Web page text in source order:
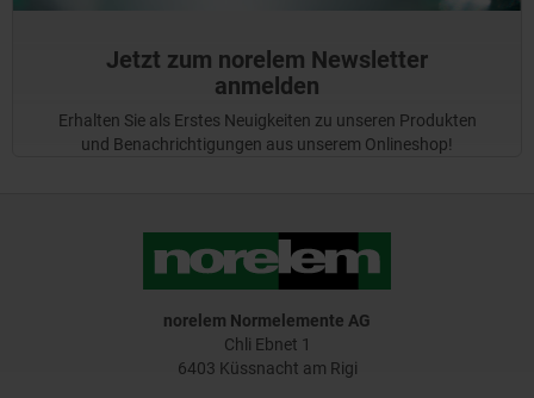
Jetzt zum norelem Newsletter
anmelden
Erhalten Sie als Erstes Neuigkeiten zu unseren Produkten
und Benachrichtigungen aus unserem Onlineshop!
norelem Normelemente AG
Chli Ebnet 1
6403 Küssnacht am Rigi